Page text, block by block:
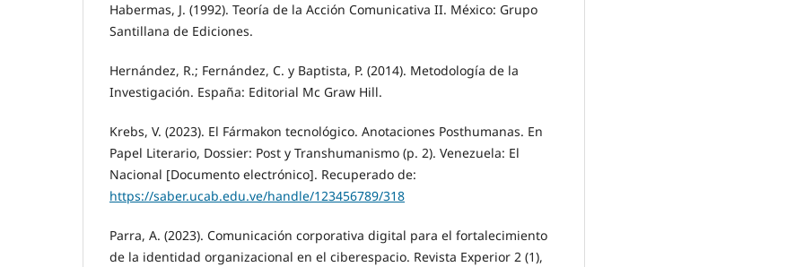
Habermas, J. (1992). Teoría de la Acción Comunicativa II. México: Grupo
Santillana de Ediciones.
Hernández, R.; Fernández, C. y Baptista, P. (2014). Metodología de la
Investigación. España: Editorial Mc Graw Hill.
Krebs, V. (2023). El Fármakon tecnológico. Anotaciones Posthumanas. En
Papel Literario, Dossier: Post y Transhumanismo (p. 2). Venezuela: El
Nacional [Documento electrónico]. Recuperado de:
https://saber.ucab.edu.ve/handle/123456789/318
Parra, A. (2023). Comunicación corporativa digital para el fortalecimiento
de la identidad organizacional en el ciberespacio. Revista Experior 2 (1),